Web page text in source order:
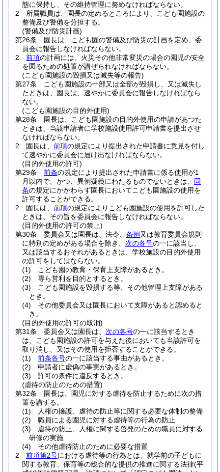
態に保持し、その維持管理に努めなければならない。
2
所属職員は、園長の定めるところにより、こども園施設の
整備及び警備を分担する。
(警備及び防災計画)
第26条
園長は、こども園の警備及び防災の計画を定め、委
員会に報告しなければならない。
2
前項の計画には、火災その他非常変災の場合の園児の安全
を図るための処置が講ぜられなければならない。
(こども園施設の毀損又は滅失等の報告)
第27条
こども園施設の一部又は全部が毀損し、又は滅失し
たときは、園長は、速やかに委員会に報告しなければなら
ない。
(こども園施設の目的外使用)
第28条
園長は、こども園施設の目的外使用の申請があつた
ときは、当該申請者に学校施設使用許可申請書を提出させ
なければならない。
2
園長は、 前項の規定により提出された申請書に意見を付し
て速やかに委員会に届け出なければならない。
(目的外使用の許可)
第29条
前条の規定により提出された申請書に係る使用が1
月以内で、かつ、異例疑義にわたるものでないときは、 同
条の規定にかかわらず園長においてこども園施設の使用を
許可することができる。
2
園長は、 前項の規定によりこども園施設の使用を許可した
ときは、その旨を委員会に報告しなければならない。
(目的外使用の許可の禁止)
第30条
委員会又は園長は、法令、 条例 又は教育委員会規則
に特別の定めがある場合を除き、 次の各号の一に該当し、
又は該当するおそれがあるときは、学校施設の目的外使用
の許可をしてはならない。
(1)
こども園の教育・保育上支障があるとき。
(2)
専ら営利を目的とするとき。
(3)
こども園施設を毀損する等、その他管理上支障がある
とき。
(4)
その他委員会又は園長において支障があると認めると
き。
(目的外使用の許可の取消)
第31条
委員会又は園長は、 次の各号の一に該当するとき
は、こども園施設の許可を与えた後においても当該許可を
取り消し、又はその使用を拒否することができる。
(1)
前条各号の一に該当する事由があるとき。
(2)
申請者に虚偽の事実があるとき。
(3)
許可の条件に違反するとき。
(虐待の防止のための措置)
第32条
園長は、園児に対する虐待を防止するために次の措
置を講ずる。
(1)
人権の擁護、虐待の防止等に関する必要な体制の整備
(2)
職員による園児に対する虐待等の行為の防止
(3)
虐待の防止、人権に関する啓発のための職員に対する
研修の実施
(4)
その他虐待防止のために必要な措置
2
前項第2号における虐待等の行為とは、就学前の子どもに
関する教育、保育等の総合的な提供の推進に関する法律(平